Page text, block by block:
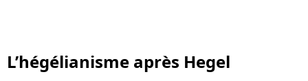
L’hégélianisme après Hegel